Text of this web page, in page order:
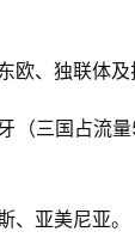
欧、独联体及
（三国占流量
、亚美尼亚。